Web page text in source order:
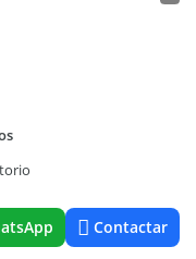
Contactar